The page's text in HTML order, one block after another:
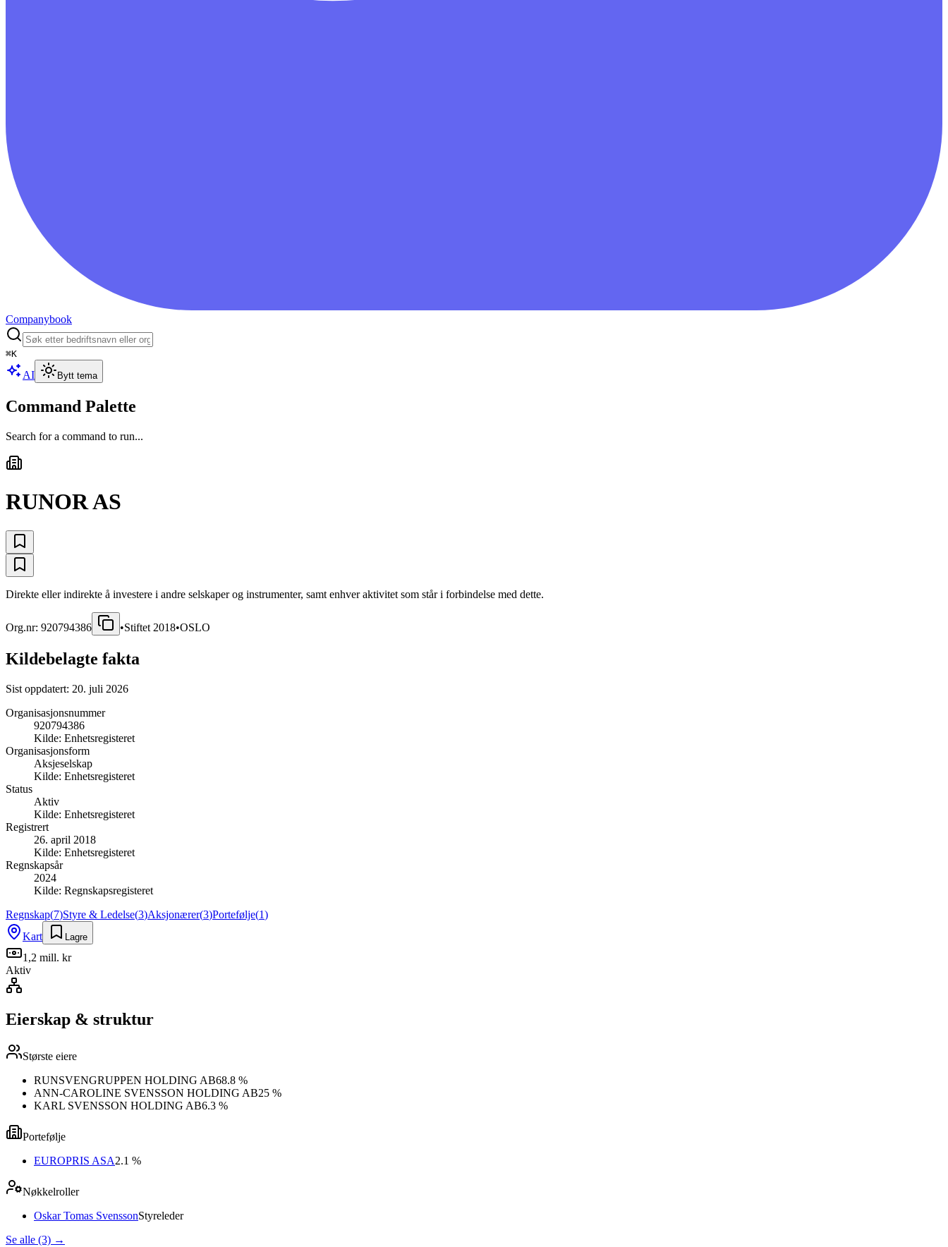
Companybook
⌘K
AI Bytt tema
Command Palette
Search for a command to run...
RUNOR AS
Direkte eller indirekte å investere i andre selskaper og instrumenter, samt enhver aktivitet som står i forbindelse med dette.
Org.nr: 920794386 •Stiftet 2018•OSLO
Kildebelagte fakta
Sist oppdatert: 20. juli 2026
Organisasjonsnummer
920794386
Kilde: Enhetsregisteret
Organisasjonsform
Aksjeselskap
Kilde: Enhetsregisteret
Status
Aktiv
Kilde: Enhetsregisteret
Registrert
26. april 2018
Kilde: Enhetsregisteret
Regnskapsår
2024
Kilde: Regnskapsregisteret
Regnskap(7)Styre & Ledelse(3)Aksjonærer(3)Portefølje(1)
Kart
Lagre
1,2 mill. kr
Aktiv
Eierskap & struktur
Største eiere
RUNSVENGRUPPEN HOLDING AB68.8 %
ANN-CAROLINE SVENSSON HOLDING AB25 %
KARL SVENSSON HOLDING AB6.3 %
Portefølje
EUROPRIS ASA2.1 %
Nøkkelroller
Oskar Tomas SvenssonStyreleder
Se alle (3) →